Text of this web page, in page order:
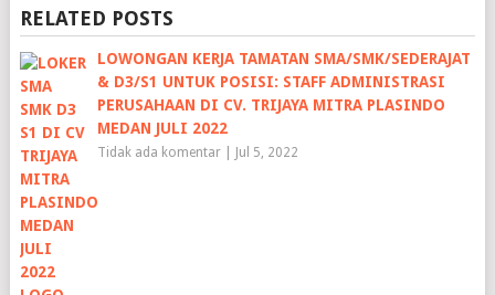
RELATED POSTS
LOWONGAN KERJA TAMATAN SMA/SMK/SEDERAJAT
& D3/S1 UNTUK POSISI: STAFF ADMINISTRASI
PERUSAHAAN DI CV. TRIJAYA MITRA PLASINDO
MEDAN JULI 2022
Tidak ada komentar| Jul 5, 2022